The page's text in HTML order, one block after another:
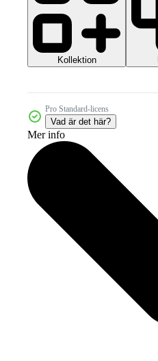
Kollektion
Pro Standard-licens
Vad är det här?
Mer info